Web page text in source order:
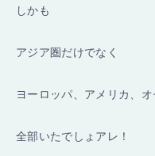
しかも
アジア圏だけでなく
ヨーロッパ、アメリカ、
全部いたでしょアレ！